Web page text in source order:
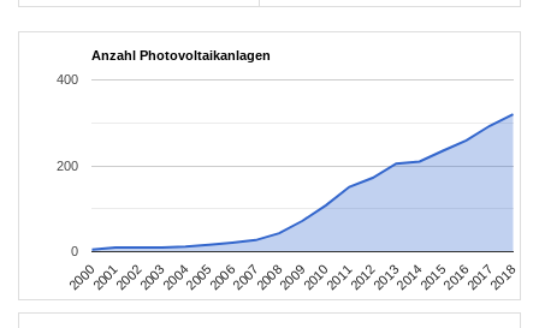
Anzahl Photovoltaikanlagen
2000200120022003200420052006200720082009201020112012201320142015201620172018
0
200
400